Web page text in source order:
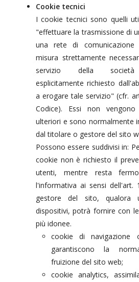
Cookie tecnici
I cookie tecnici sono quelli
"effettuare la trasmissione di
una rete di
misura strettamente
servizio della società
esplicitamente richiesto
a erogare tale servizio" (cfr.
Codice). Essi non
ulteriori e sono normalmente
dal titolare o gestore del sito
Possono essere suddivisi in:
cookie non è richiesto il
utenti, mentre resta
l'informativa ai sensi dell'art.
gestore del sito, qualora
dispositivi, potrà fornire con
più idonee.
cookie di navigazione
garantiscono la
fruizione del sito web;
cookie analytics,